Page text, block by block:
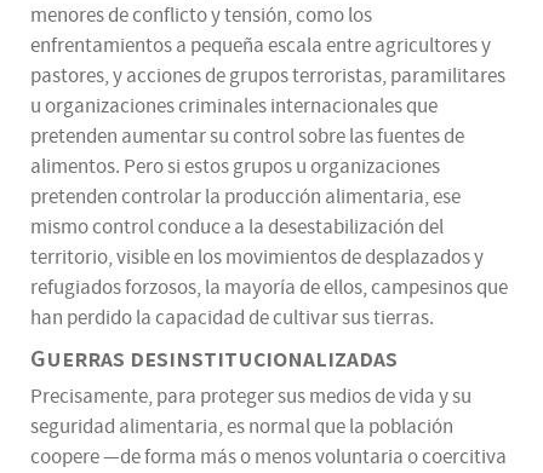
menores de conflicto y tensión, como los
enfrentamientos a pequeña escala entre agricultores y
pastores, y acciones de grupos terroristas, paramilitares
u organizaciones criminales internacionales que
pretenden aumentar su control sobre las fuentes de
alimentos. Pero si estos grupos u organizaciones
pretenden controlar la producción alimentaria, ese
mismo control conduce a la desestabilización del
territorio, visible en los movimientos de desplazados y
refugiados forzosos, la mayoría de ellos, campesinos que
han perdido la capacidad de cultivar sus tierras.
Guerras desinstitucionalizadas
Precisamente, para proteger sus medios de vida y su
seguridad alimentaria, es normal que la población
coopere —de forma más o menos voluntaria o coercitiva